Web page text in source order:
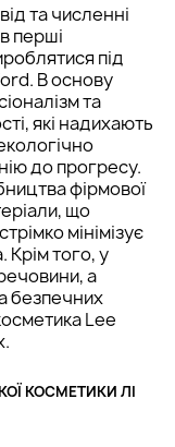
та численні
перші
під
В основу
та
які надихають
до прогресу.
фірмової
що
мінімізує
Крім того, у
а
безпечних
Lee
КОСМЕТИКИ ЛІ